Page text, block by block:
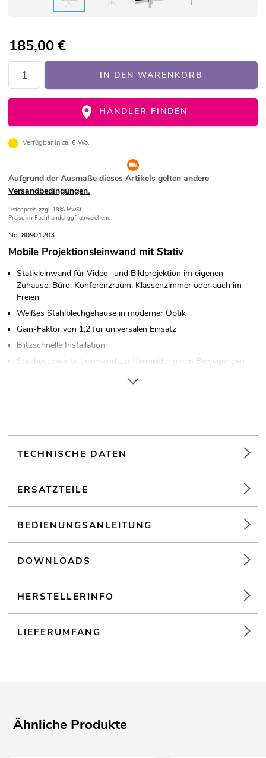
185,00€
IN DEN WARENKORB
HÄNDLER FINDEN
Verfügbar in ca. 6 Wo.
Aufgrund der Ausmaße dieses Artikels gelten andere
Versandbedingungen.
Listenpreis zzgl. 19% MwSt.
Preise im Fachhandel ggf. abweichend.
No. 80901203
Mobile Projektionsleinwand mit Stativ
Stativleinwand für Video- und Bildprojektion im eigenen
Zuhause, Büro, Konferenzraum, Klassenzimmer oder auch im
Freien
Weißes Stahlblechgehäuse in moderner Optik
Gain-Faktor von 1,2 für universalen Einsatz
Blitzschnelle Installation
Stabbeschwerte Leinwand zur Vermeidung von Bewegungen
mit nur einer Hand möglich
Matte, weiße Leinwand für farbechte Projektionen
TECHNISCHE DATEN
ERSATZTEILE
BEDIENUNGSANLEITUNG
DOWNLOADS
HERSTELLERINFO
LIEFERUMFANG
Ähnliche Produkte